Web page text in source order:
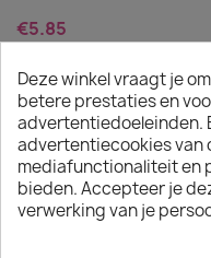
€5.85
Tax excluded
Power Cord C14 to C13
Quantity
 ADD
Deze winkel vraagt je
betere prestaties en
advertentiedoeleinden.
advertentiecookies van
mediafunctionaliteit en
bieden. Accepteer je
verwerking van je